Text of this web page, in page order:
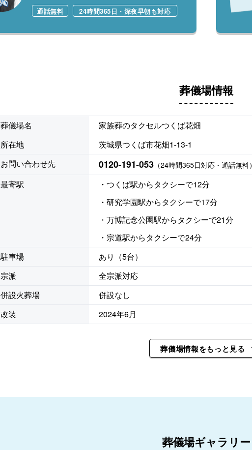
通話無料 24時間365日・深夜早朝も対応
葬儀場情報
葬儀場名
家族葬のタクセルつくば花畑
所在地
茨城県つくば市花畑1-13-1
お問い合わせ先
0120-191-053 （24時間365日対応・通話無料）
最寄駅
・つくば駅からタクシーで12分
・研究学園駅からタクシーで17分
・万博記念公園駅からタクシーで21分
・宗道駅からタクシーで24分
駐車場
あり（5台）
宗派
全宗派対応
併設火葬場
併設なし
改装
2024年6月
葬儀場情報をもっと見る
葬儀場ギャラリー